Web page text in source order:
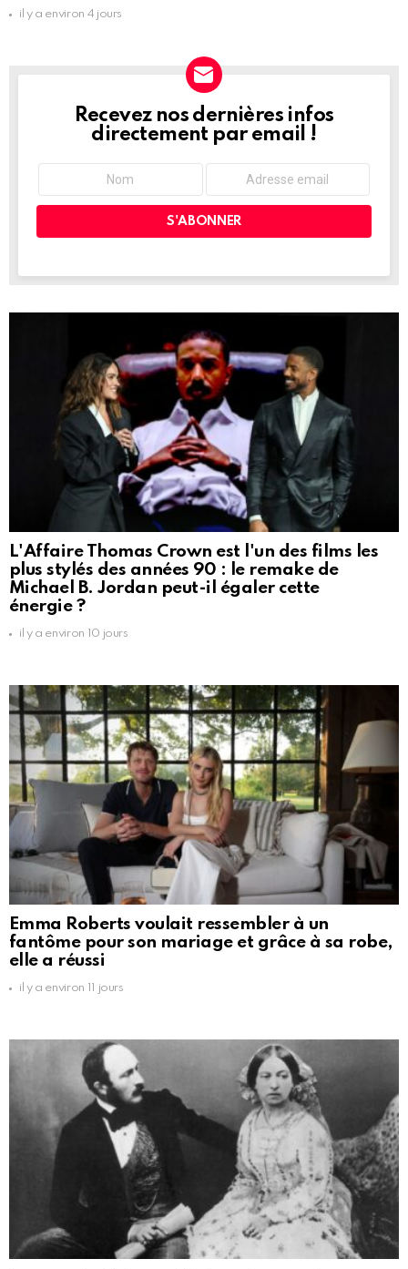
il y a environ 4 jours
NEWSLETTER
Recevez nos dernières infos
directement par email !
L'Affaire Thomas Crown est l'un des films les
plus stylés des années 90 : le remake de
Michael B. Jordan peut-il égaler cette
énergie ?
il y a environ 10 jours
Emma Roberts voulait ressembler à un
fantôme pour son mariage et grâce à sa robe,
elle a réussi
il y a environ 11 jours